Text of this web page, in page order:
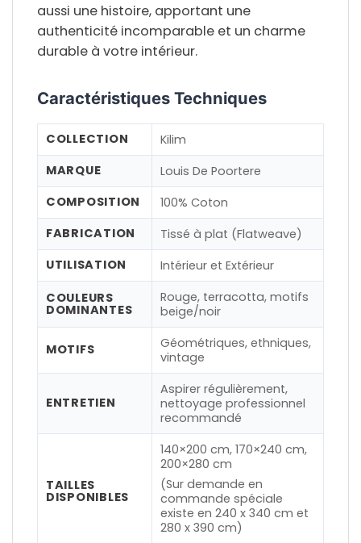
aussi une histoire, apportant une
authenticité incomparable et un charme
durable à votre intérieur.
Caractéristiques Techniques
COLLECTION
Kilim
MARQUE
Louis De Poortere
COMPOSITION
100% Coton
FABRICATION
Tissé à plat (Flatweave)
UTILISATION
Intérieur et Extérieur
COULEURS
DOMINANTES
Rouge, terracotta, motifs
beige/noir
MOTIFS
Géométriques, ethniques,
vintage
ENTRETIEN
Aspirer régulièrement,
nettoyage professionnel
recommandé
TAILLES
DISPONIBLES
140×200 cm, 170×240 cm,
200×280 cm
(Sur demande en
commande spéciale
existe en 240 x 340 cm et
280 x 390 cm)